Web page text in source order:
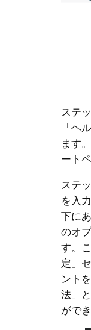
ステ
「ヘ
ます
ート
ステ
を入
下に
のオ
す。
定」
ント
法」
がで